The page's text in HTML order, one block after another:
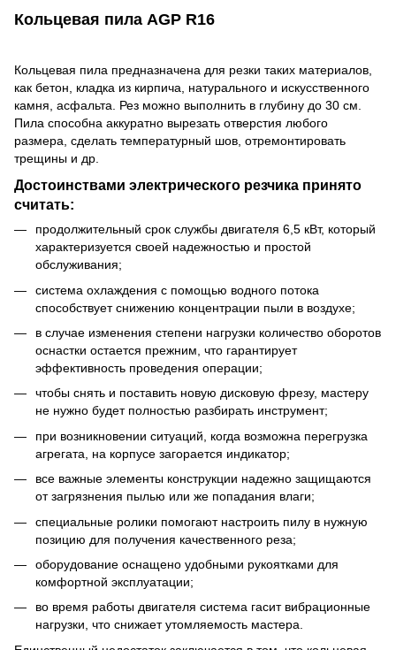
Кольцевая пила AGP R16
Кольцевая пила предназначена для резки таких материалов,
как бетон, кладка из кирпича, натурального и искусственного
камня, асфальта. Рез можно выполнить в глубину до 30 см.
Пила способна аккуратно вырезать отверстия любого
размера, сделать температурный шов, отремонтировать
трещины и др.
Достоинствами электрического резчика принято
считать:
продолжительный срок службы двигателя 6,5 кВт, который
характеризуется своей надежностью и простой
обслуживания;
система охлаждения с помощью водного потока
способствует снижению концентрации пыли в воздухе;
в случае изменения степени нагрузки количество оборотов
оснастки остается прежним, что гарантирует
эффективность проведения операции;
чтобы снять и поставить новую дисковую фрезу, мастеру
не нужно будет полностью разбирать инструмент;
при возникновении ситуаций, когда возможна перегрузка
агрегата, на корпусе загорается индикатор;
все важные элементы конструкции надежно защищаются
от загрязнения пылью или же попадания влаги;
специальные ролики помогают настроить пилу в нужную
позицию для получения качественного реза;
оборудование оснащено удобными рукоятками для
комфортной эксплуатации;
во время работы двигателя система гасит вибрационные
нагрузки, что снижает утомляемость мастера.